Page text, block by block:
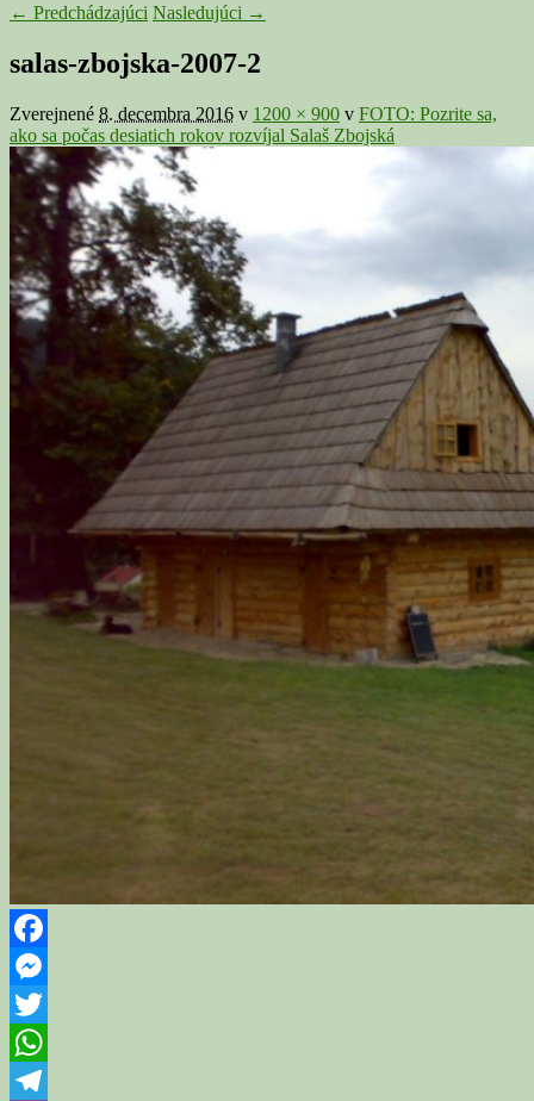
Navigácia
galérii
← Predchádzajúci Nasledujúci →
salas-zbojska-2007-2
Zverejnené 8. decembra 2016 v 1200 × 900 v FOTO: Pozrite sa,
ako sa počas desiatich rokov rozvíjal Salaš Zbojská
Facebook
Messenger
Twitter
WhatsApp